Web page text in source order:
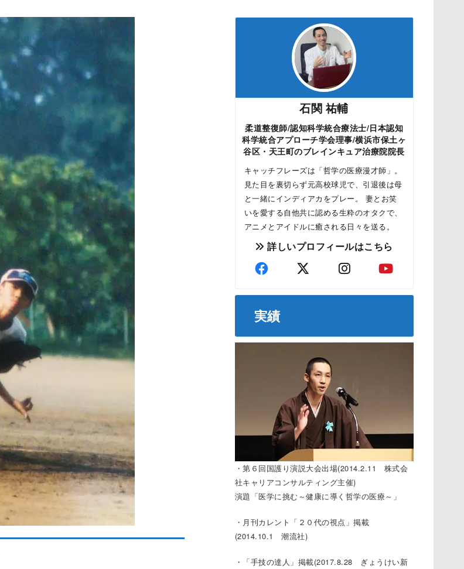
石関 祐輔
柔道整復師/認知科学統合療法士/日本認知
科学統合アプローチ学会理事/横浜市保土ヶ
谷区・天王町のブレインキュア治療院院長
キャッチフレーズは「哲学の医療漫才師」。
見た目を裏切らず元高校球児で、引退後は母
と一緒にインディアカをプレー。 妻とお笑
いを愛する自他共に認める生粋のオタクで、
アニメとアイドルに癒される日々を送る。
詳しいプロフィールはこちら
実績
・第６回国護り演説大会出場(2014.2.11 株式会
社キャリアコンサルティング主催)
演題「医学に挑む～健康に導く哲学の医療～」
・月刊カレント「２０代の視点」掲載
(2014.10.1 潮流社)
・「手技の達人」掲載(2017.8.28 ぎょうけい新